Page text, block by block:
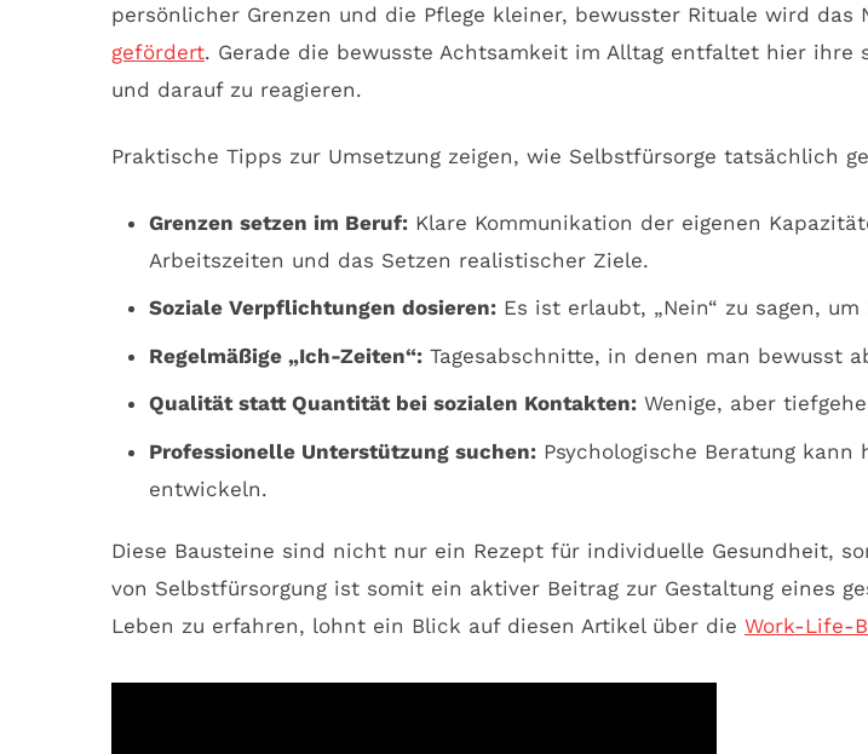
persönlicher Grenzen und die Pflege kleiner, bewusster Rituale wird
gefördert. Gerade die bewusste Achtsamkeit im Alltag entfaltet hier
und darauf zu reagieren.
Praktische Tipps zur Umsetzung zeigen, wie Selbstfürsorge tatsächlich
Grenzen setzen im Beruf:Klare Kommunikation der eigenen
Arbeitszeiten und das Setzen realistischer Ziele.
Soziale Verpflichtungen dosieren:Es ist erlaubt, „Nein“ zu sagen,
Regelmäßige „Ich-Zeiten“:Tagesabschnitte, in denen man bewusst
Qualität statt Quantität bei sozialen Kontakten:Wenige, aber
Professionelle Unterstützung suchen:Psychologische Beratung kann
entwickeln.
Diese Bausteine sind nicht nur ein Rezept für individuelle Gesundheit,
von Selbstfürsorgung ist somit ein aktiver Beitrag zur Gestaltung eines
Leben zu erfahren, lohnt ein Blick auf diesen Artikel über die Work-Life-